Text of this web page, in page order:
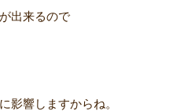
出来るので
影響しますからね。